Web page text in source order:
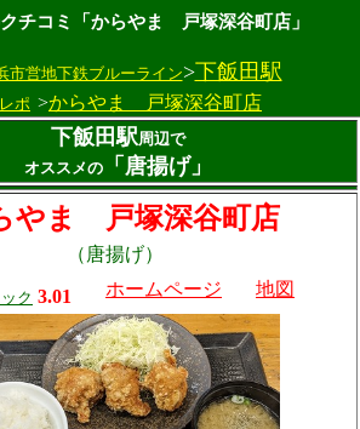
チコミ「からやま 戸塚深谷町店」
市営地下鉄ブルーライン>下飯田駅
ポ >からやま 戸塚深谷町店
下飯田駅周辺で
オススメの
「唐揚げ」
やま 戸塚深谷町店
（唐揚げ）
ク 3.01 ホームページ 地図